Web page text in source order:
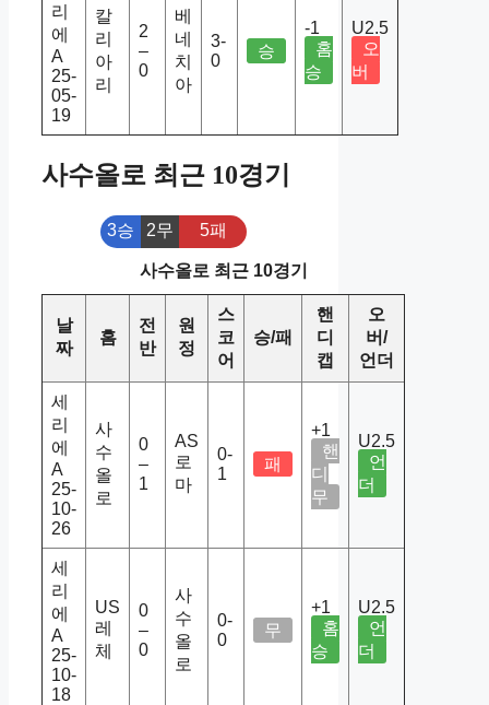
리
에
A
25-
05-
19
칼
리
아
리
2
–
0
베
네
치
아
3-
0
승
-1
홈
승
U2.5
오
버
사수올로 최근 10경기
3승 2무 5패
사수올로 최근 10경기
날
짜
홈
전
반
원
정
스
코
어
승/패
핸
디
캡
오
버/
언더
세
리
에
A
25-
10-
26
사
수
올
로
0
–
1
AS
로
마
0-
1
패
+1
핸
디
무
U2.5
언
더
세
리
에
A
25-
10-
18
US
레
체
0
–
0
사
수
올
로
0-
0
무
+1
홈
승
U2.5
언
더